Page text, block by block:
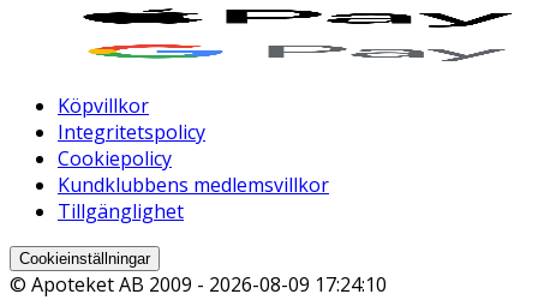
Köpvillkor
Integritetspolicy
Cookiepolicy
Kundklubbens medlemsvillkor
Tillgänglighet
Cookieinställningar
© Apoteket AB 2009 - 2026-08-09 17:24:10